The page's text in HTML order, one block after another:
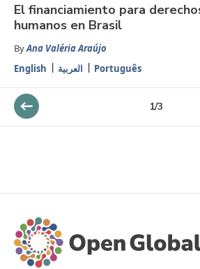
El financiamiento para
humanos en Brasil
ByAna Valéria Araújo
English
العربية Português
1/3